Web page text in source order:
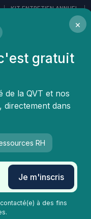
| KIT ENTRETIEN ANNUEL |
QVT Enjeux dans
×
gratuit
de la QVT et nos
directement dans
RH
Je m'inscris
à des fins